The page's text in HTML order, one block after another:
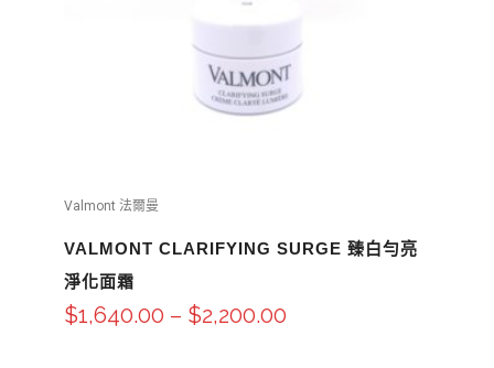
Valmont 法爾曼
VALMONT CLARIFYING SURGE 臻白勻亮
淨化面霜
$1,640.00 – $2,200.00